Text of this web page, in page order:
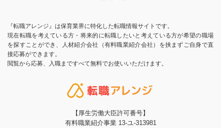
『転職アレンジ』は保育業界に特化した転職情報サイトです。
現在転職を考えている方・将来的に転職したいと考えている方が希望の職場
を探すことができ、人材紹介会社（有料職業紹介会社）を挟まずご自身で直
接応募ができます。
閲覧から応募、入職まですべて無料でお使いいただけます。
【厚生労働大臣許可番号】
有料職業紹介事業 13-ユ-313981